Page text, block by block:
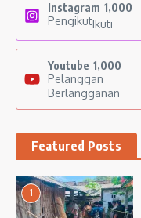
Instagram 1,000
PengikutIkuti
Youtube 1,000
Pelanggan
Berlangganan
Featured Posts
1